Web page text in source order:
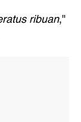
ribuan,"